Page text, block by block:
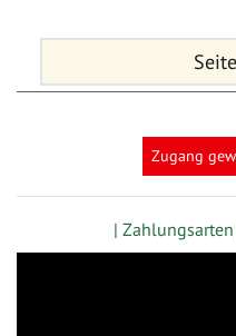
Zugang
| Zahlungsarten